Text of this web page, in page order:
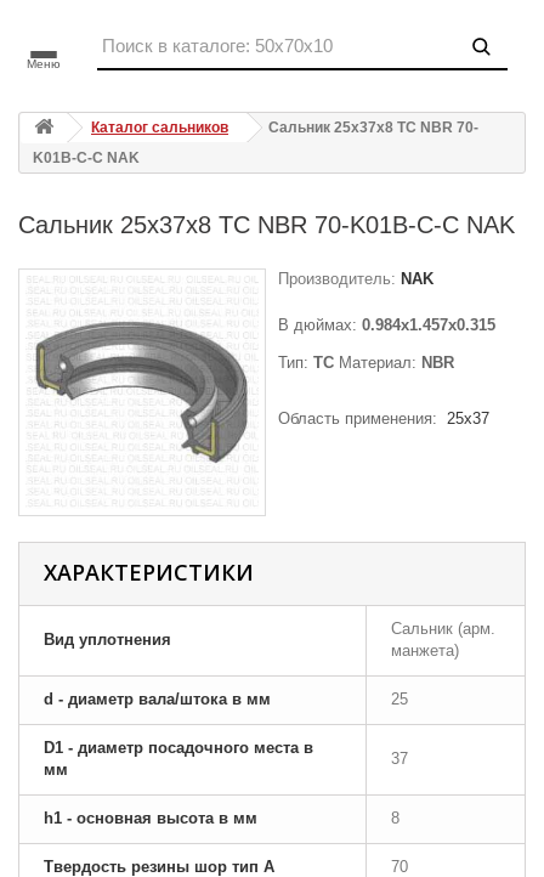
Меню
Каталог сальников
Сальник 25x37x8 TC NBR 70-
K01B-C-C NAK
Сальник 25x37x8 TC NBR 70-K01B-C-C NAK
Производитель: NAK
В дюймах: 0.984x1.457x0.315
Тип: TC Материал: NBR
Область применения: 25x37
ХАРАКТЕРИСТИКИ
Вид уплотнения
Сальник (арм.
манжета)
d - диаметр вала/штока в мм 25
D1 - диаметр посадочного места в
мм
37
h1 - основная высота в мм 8
Твердость резины шор тип A 70